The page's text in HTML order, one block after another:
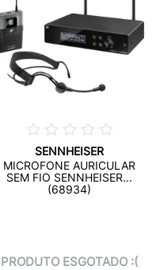
SENNHEISER
MICROFONE AURICULAR
SEM FIO SENNHEISER...
(68934)
PRODUTO ESGOTADO :(